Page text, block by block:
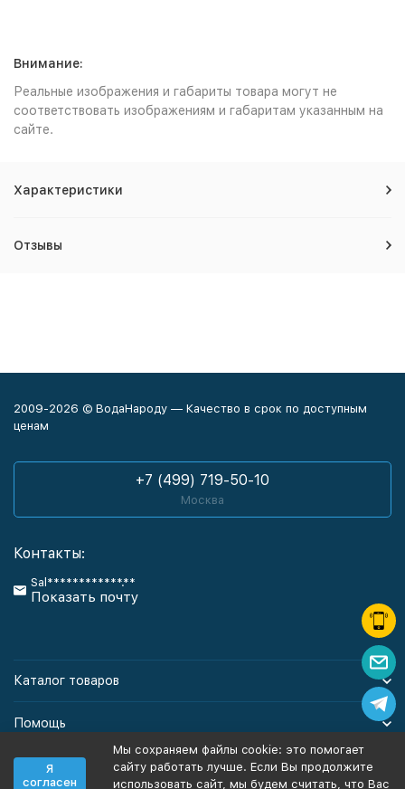
Внимание:
Реальные изображения и габариты товара могут не
соответствовать изображениям и габаритам указанным на
сайте.
Характеристики
Отзывы
2009-2026 © ВодаНароду — Качество в срок по доступным
ценам
+7 (499) 719-50-10
Москва
Контакты:
Sal************.**
Показать почту
Каталог товаров
Помощь
Информация
Я
согласен
Мы сохраняем файлы cookie: это помогает
сайту работать лучше. Если Вы продолжите
использовать сайт, мы будем считать, что Вас